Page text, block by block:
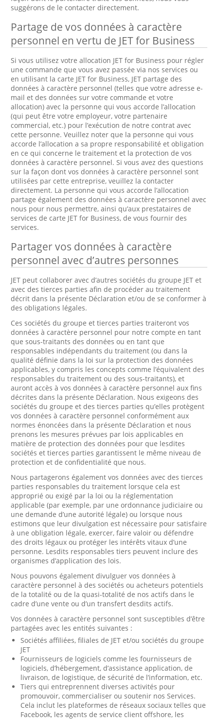
suggérons de le contacter directement.
Partage de vos données à caractère
personnel en vertu de JET for Business
Si vous utilisez votre allocation JET for Business pour régler
une commande que vous avez passée via nos services ou
en utilisant la carte JET for Business, JET partage des
données à caractère personnel (telles que votre adresse e-
mail et des données sur votre commande et votre
allocation) avec la personne qui vous accorde l’allocation
(qui peut être votre employeur, votre partenaire
commercial, etc.) pour l’exécution de notre contrat avec
cette personne. Veuillez noter que la personne qui vous
accorde l’allocation a sa propre responsabilité et obligation
en ce qui concerne le traitement et la protection de vos
données à caractère personnel. Si vous avez des questions
sur la façon dont vos données à caractère personnel sont
utilisées par cette entreprise, veuillez la contacter
directement. La personne qui vous accorde l’allocation
partage également des données à caractère personnel avec
nous pour nous permettre, ainsi qu’aux prestataires de
services de carte JET for Business, de vous fournir des
services.
Partager vos données à caractère
personnel avec d’autres personnes
JET peut collaborer avec d’autres sociétés du groupe JET et
avec des tierces parties afin de procéder au traitement
décrit dans la présente Déclaration et/ou de se conformer à
des obligations légales.
Ces sociétés du groupe et tierces parties traiteront vos
données à caractère personnel pour notre compte en tant
que sous-traitants des données ou en tant que
responsables indépendants du traitement (ou dans la
qualité définie dans la loi sur la protection des données
applicables, y compris les concepts comme l’équivalent des
responsables du traitement ou des sous-traitants), et
auront accès à vos données à caractère personnel aux fins
décrites dans la présente Déclaration. Nous exigeons des
sociétés du groupe et des tierces parties qu’elles protègent
vos données à caractère personnel conformément aux
normes énoncées dans la présente Déclaration et nous
prenons les mesures prévues par lois applicables en
matière de protection des données pour que lesdites
sociétés et tierces parties garantissent le même niveau de
protection et de confidentialité que nous.
Nous partagerons également vos données avec des tierces
parties responsables du traitement lorsque cela est
approprié ou exigé par la loi ou la réglementation
applicable (par exemple, par une ordonnance judiciaire ou
une demande d’une autorité légale) ou lorsque nous
estimons que leur divulgation est nécessaire pour satisfaire
à une obligation légale, exercer, faire valoir ou défendre
des droits légaux ou protéger les intérêts vitaux d’une
personne. Lesdits responsables tiers peuvent inclure des
organismes d’application des lois.
Nous pouvons également divulguer vos données à
caractère personnel à des sociétés ou acheteurs potentiels
de la totalité ou de la quasi-totalité de nos actifs dans le
cadre d’une vente ou d’un transfert desdits actifs.
Vos données à caractère personnel sont susceptibles d’être
partagées avec les entités suivantes :
Sociétés affiliées, filiales de JET et/ou sociétés du groupe
JET
Fournisseurs de logiciels comme les fournisseurs de
logiciels, d’hébergement, d’assistance application, de
livraison, de logistique, de sécurité de l’information, etc.
Tiers qui entreprennent diverses activités pour
promouvoir, commercialiser ou soutenir nos Services.
Cela inclut les plateformes de réseaux sociaux telles que
Facebook, les agents de service client offshore, les